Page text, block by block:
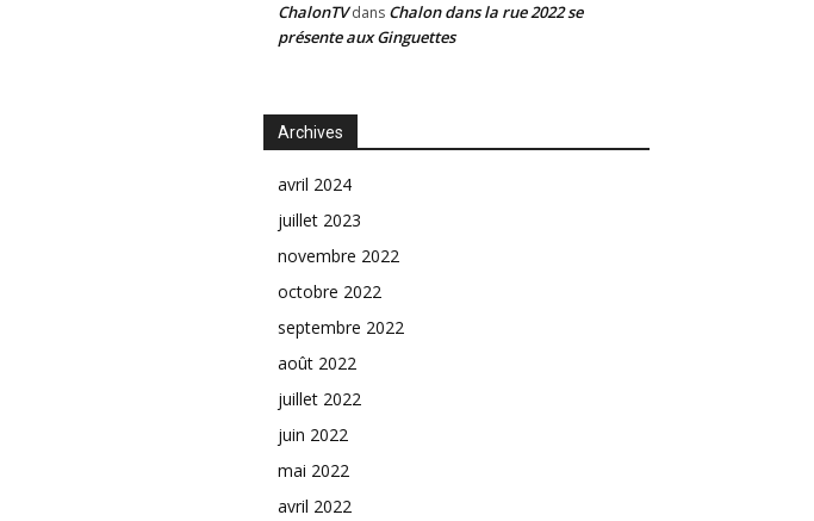
ChalonTVdans Chalon dans la rue 2022 se
présente aux Ginguettes
Archives
avril 2024
juillet 2023
novembre 2022
octobre 2022
septembre 2022
août 2022
juillet 2022
juin 2022
mai 2022
avril 2022